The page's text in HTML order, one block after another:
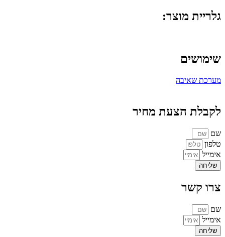
גלריית מוצר:
שימושים
מערכת שאיבה
לקבלת הצעת מחיר
שם
טלפון
אימייל
שליחה
צרו קשר
שם
אימייל
שליחה